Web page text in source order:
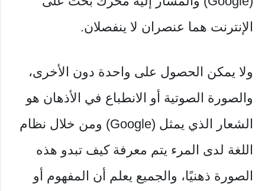
الإنترنت هما عنصران لا ينفصلان.
ولا يمكن الحصول على واحدة دون الأخرى،
والصورة الصوتية أو الانطباع في الأذهان هو
الشعار الذي يمثل (Google) ومن خلال نظام
اللغة لدى المرء يتم معرفة كيف تبدو هذه
الصورة ذهنيًا، والجميع يعلم أن المفهوم أو